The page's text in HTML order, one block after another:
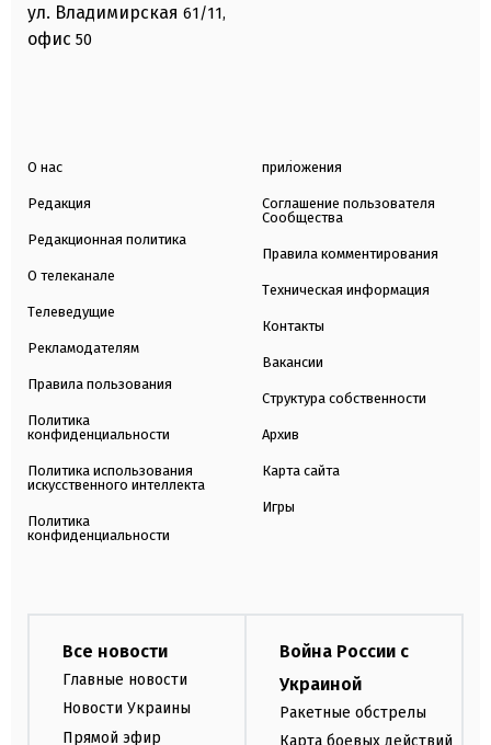
ул. Владимирская 61/11,
офис 50
О нас
Редакция
Редакционная политика
О телеканале
Телеведущие
Рекламодателям
Правила пользования
Политика
конфиденциальности
Политика использования
искусственного интеллекта
Политика
конфиденциальности
приложения
Соглашение пользователя
Сообщества
Правила комментирования
Техническая информация
Контакты
Вакансии
Структура собственности
Архив
Карта сайта
Игры
Все новости
Главные новости
Новости Украины
Прямой эфир
Война России с
Украиной
Ракетные обстрелы